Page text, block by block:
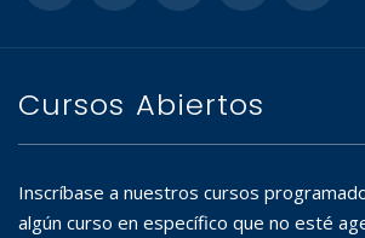
Cursos Abiertos
Inscríbase a nuestros cursos
algún curso en específico que no esté